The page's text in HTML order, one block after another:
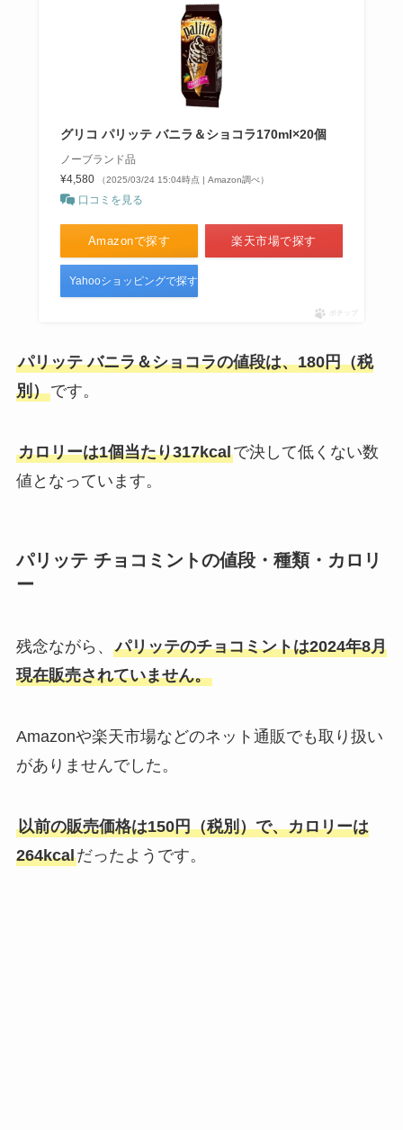
グリコ パリッテ バニラ＆ショコラ170ml×20個
ノーブランド品
¥4,580
（2025/03/24 15:04時点 | Amazon調べ）
口コミを見る
Amazonで探す 楽天市場で探す
Yahooショッピングで探す
ポチップ
パリッテ バニラ＆ショコラの値段は、180円（税
別）です。
カロリーは1個当たり317kcalで決して低くない数
値となっています。
パリッテ チョコミントの値段・種類・カロリ
ー
残念ながら、 パリッテのチョコミントは2024年8月
現在販売されていません。
Amazonや楽天市場などのネット通販でも取り扱い
がありませんでした。
以前の販売価格は150円（税別）で、カロリーは
264kcalだったようです。